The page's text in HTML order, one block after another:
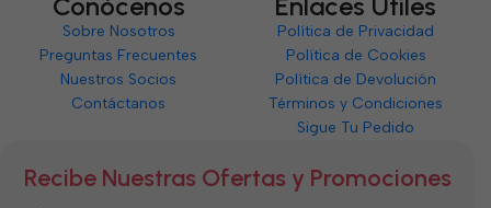
Sobre Nosotros
Preguntas Frecuentes
Nuestros Socios
Contáctanos
Política de Privacidad
Política de Cookies
Política de Devolución
Términos y Condiciones
Sigue Tu Pedido
Recibe Nuestras Ofertas y Promociones